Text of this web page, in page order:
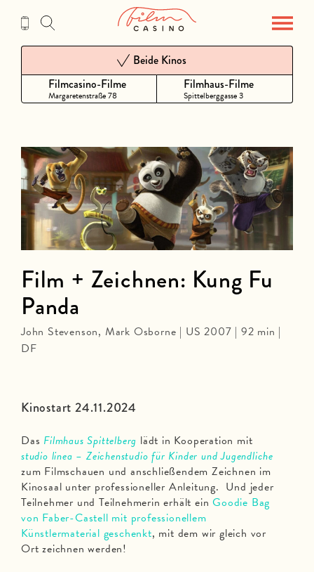
Inhalt
Filmcasino-Filme
Margaretenstraße 78
Beide Kinos
Filmhaus-Filme
Spittelberggasse 3
Kinostart 24.11.2024
Das Filmhaus Spittelberg lädt in Kooperation mit
studio linea – Zeichenstudio für Kinder und Jugendliche
zum Filmschauen und anschließendem Zeichnen im
Kinosaal unter professioneller Anleitung. Und jeder
Teilnehmer und Teilnehmerin erhält einGoodie Bag
von Faber-Castell mit professionellem
Künstlermaterial geschenkt, mit dem wir gleich vor
Ort zeichnen werden!
Film + Zeichnen: Kung Fu
Panda
John Stevenson, Mark Osborne | US 2007 | 92 min |
DF